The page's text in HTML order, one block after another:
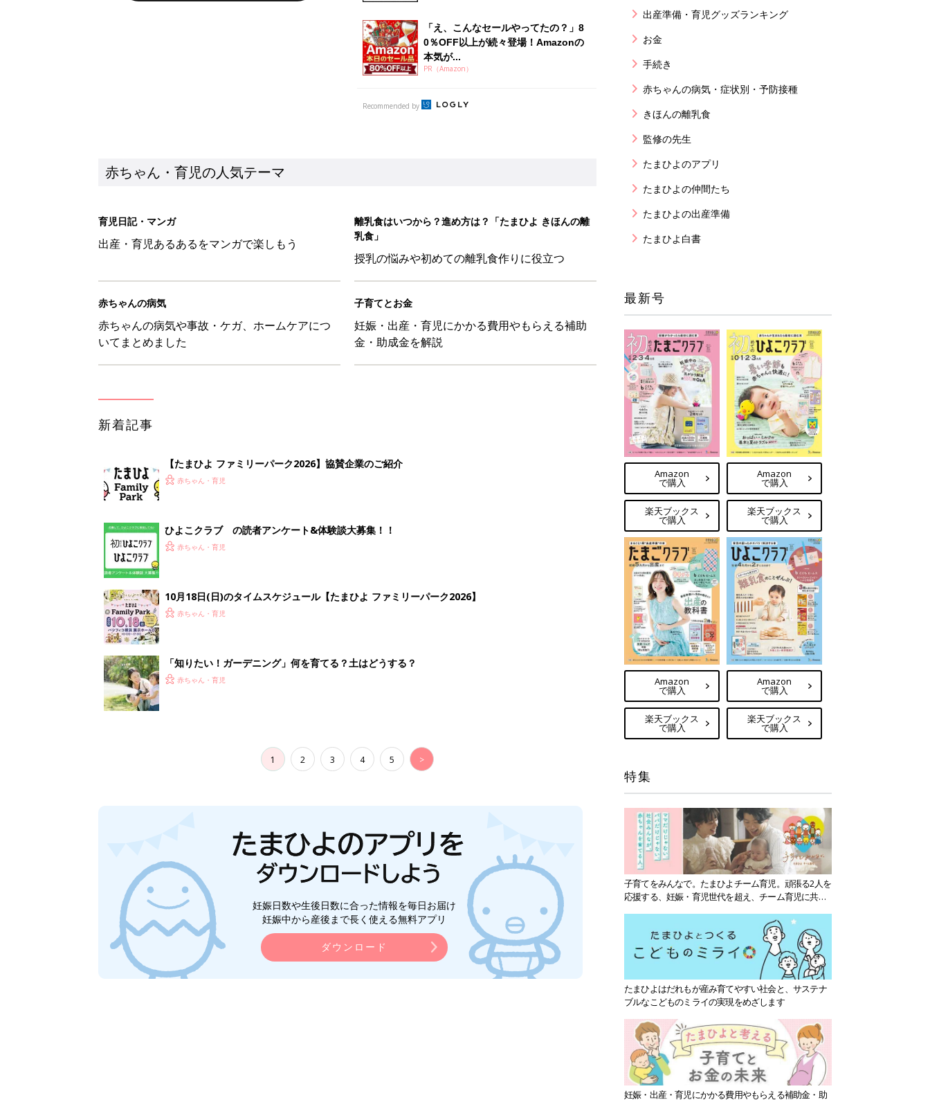
授乳の悩みや初めての離乳食作りに役立つ
子育てとお金
妊娠・出産・育児にかかる費用やもらえる補助
金・助成金を解説
【たまひよ ファミリーパーク2026】協賛企業のご紹介
赤ちゃん・育児
ひよこクラブ の読者アンケート&体験談大募集！！
赤ちゃん・育児
10月18日(日)のタイムスケジュール【たまひよ ファミリーパーク2026】
1 2 3 4 5
出産準備・育児グッズランキング
お金
手続き
赤ちゃんの病気・症状別・予防接種
きほんの離乳食
監修の先生
たまひよのアプリ
たまひよの仲間たち
たまひよの出産準備
たまひよ白書
最新号
Amazon
で購入
楽天ブックス
で購入
Amazon
で購入
楽天ブックス
で購入
Amazon
で購入
楽天ブックス
で購入
Amazon
で購入
楽天ブックス
で購入
特集
子育てをみんなで。たまひよチーム育児。頑張る2人を
応援する、妊娠・育児世代を超え、チーム育児に共感
たまひよはだれもが産み育てやすい社会と、サステナ
ブルなこどものミライの実現をめざします
妊娠・出産・育児にかかる費用やもらえる補助金・助